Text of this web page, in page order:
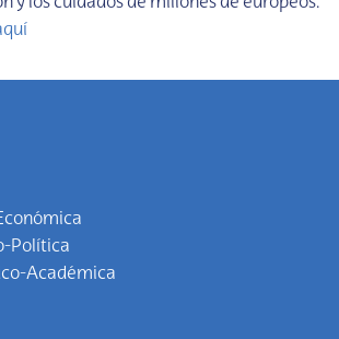
y los cuidados de millones de europeos.
Política
Académica